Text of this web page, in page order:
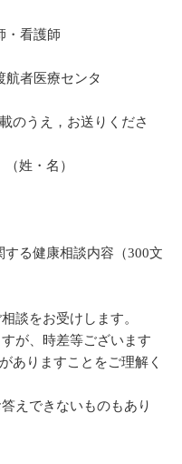
・看護師
者医療センタ
のうえ，お送りくださ
姓・名）
る健康相談内容（300文
談をお受けします。
が、時差等ございます
ありますことをご理解く
えできないものもあり